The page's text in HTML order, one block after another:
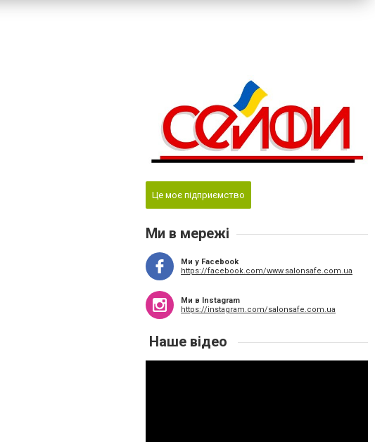
Це моє підприємство
Ми в мережі
Ми у Facebook
https://facebook.com/www.salonsafe.com.ua
Ми в Instagram
https://instagram.com/salonsafe.com.ua
Наше відео